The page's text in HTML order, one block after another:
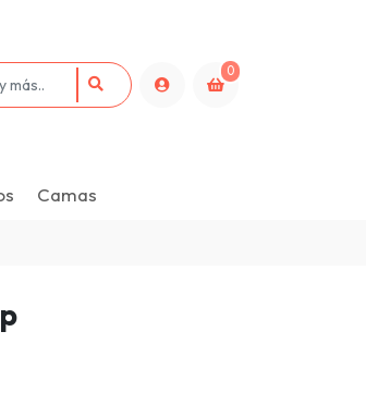
0
Camas